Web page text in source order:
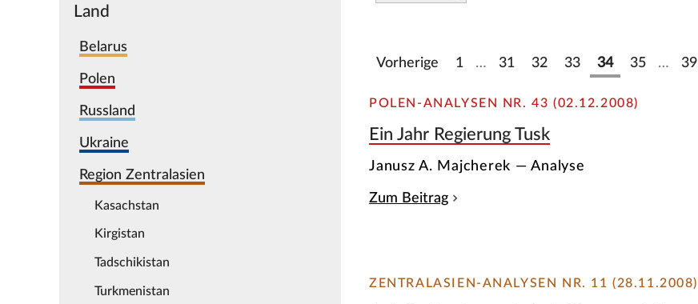
Land
Belarus
Polen
Russland
Ukraine
Region Zentralasien
Kasachstan
Kirgistan
Tadschikistan
Turkmenistan
Vorherige 1 … 31 32 33 34 35 … 39
POLEN-ANALYSEN NR. 43 (02.12.2008)
Ein Jahr Regierung Tusk
Janusz A. Majcherek — Analyse
Zum Beitrag
ZENTRALASIEN-ANALYSEN NR. 11 (28.11.2008)